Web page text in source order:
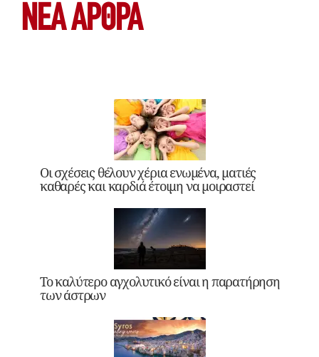
ΝΕΑ ΆΡΘΡΑ
Οι σχέσεις θέλουν χέρια ενωμένα, ματιές
καθαρές και καρδιά έτοιμη να μοιραστεί
Το καλύτερο αγχολυτικό είναι η παρατήρηση
των άστρων